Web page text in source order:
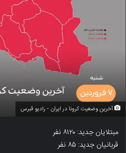
آخرین وضعیت کرونا در ایران - رادیو قبرس
مبتلایان جدید: ۸۱۲۰ نفر
قربانیان جدید: ۸۵ نفر